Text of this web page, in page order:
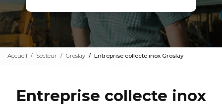
Accueil Secteur Groslay Entreprise collecte inox Groslay
Entreprise collecte inox